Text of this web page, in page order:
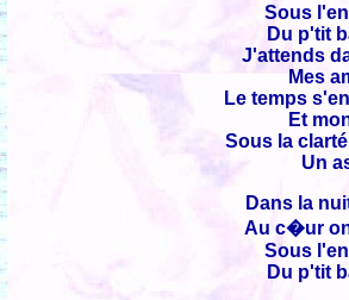
Sous
Du p'tit
J'attends
Mes
Le temps
Et
Sous la
Un
Dans la
Au c�ur
Sous
Du p'tit